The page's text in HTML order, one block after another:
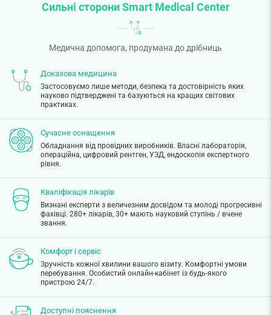
Сильні сторони Smart Medical Center
Медична допомога, продумана до дрібниць
Доказова медицина
Застосовуємо лише методи, безпека та достовірність яких
науково підтверджені та базуються на кращих світових
практиках.
Сучасне оснащення
Обладнання від провідних виробників. Власні лабораторія,
операційна, цифровий рентген, УЗД, ендоскопія експертного
рівня.
Кваліфікація лікарів
Визнані експерти з величезним досвідом та молоді прогресивні
фахівці. 280+ лікарів, 30+ мають науковий ступінь / вчене
звання.
Комфорт і сервіс
Зручність кожної хвилини вашого візиту. Комфортні умови
перебування. Особистий онлайн-кабінет із будь-якого
пристрою 24/7.
Доступні пояснення